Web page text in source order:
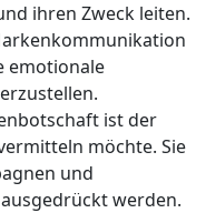
ihren Zweck leiten.
emotionale
ist der
möchte. Sie
und
werden.